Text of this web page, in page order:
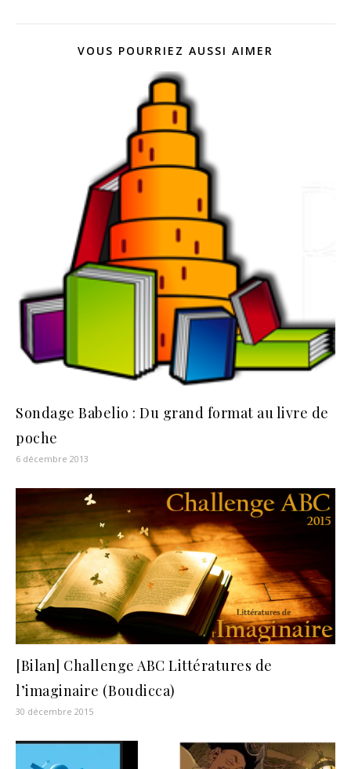
VOUS POURRIEZ AUSSI AIMER
Sondage Babelio : Du grand format au livre de
poche
6 décembre 2013
[Bilan] Challenge ABC Littératures de
l’imaginaire (Boudicca)
30 décembre 2015